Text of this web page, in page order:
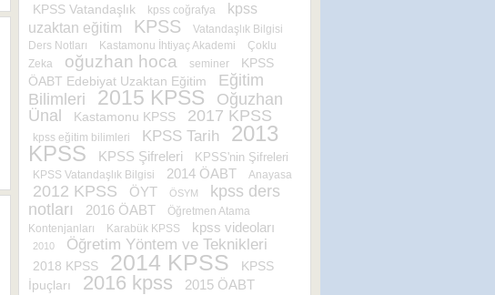
KPSS Vatandaşlık kpss coğrafya
kpss
uzaktan eğitim
KPSS
Vatandaşlık Bilgisi
Ders Notları
Kastamonu İhtiyaç Akademi
Çoklu
Zeka
oğuzhan hoca seminer
KPSS
ÖABT Edebiyat Uzaktan Eğitim
Eğitim
Bilimleri
2015 KPSS
Oğuzhan
Ünal
Kastamonu KPSS 2017 KPSS
kpss eğitim bilimleri KPSS Tarih
2013
KPSS
KPSS Şifreleri KPSS'nin Şifreleri
KPSS Vatandaşlık Bilgisi 2014 ÖABT Anayasa
2012 KPSS ÖYT ÖSYM
kpss ders
notları
2016 ÖABT
Öğretmen Atama
Kontenjanları
Karabük KPSS kpss videoları
2010 Öğretim Yöntem ve Teknikleri
2018 KPSS 2014 KPSS
KPSS
İpuçları
2016 kpss 2015 ÖABT